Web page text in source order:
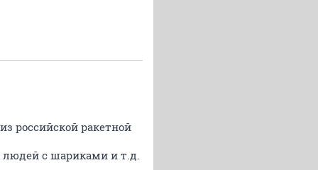
российской ракетной
людей с шариками и т.д.